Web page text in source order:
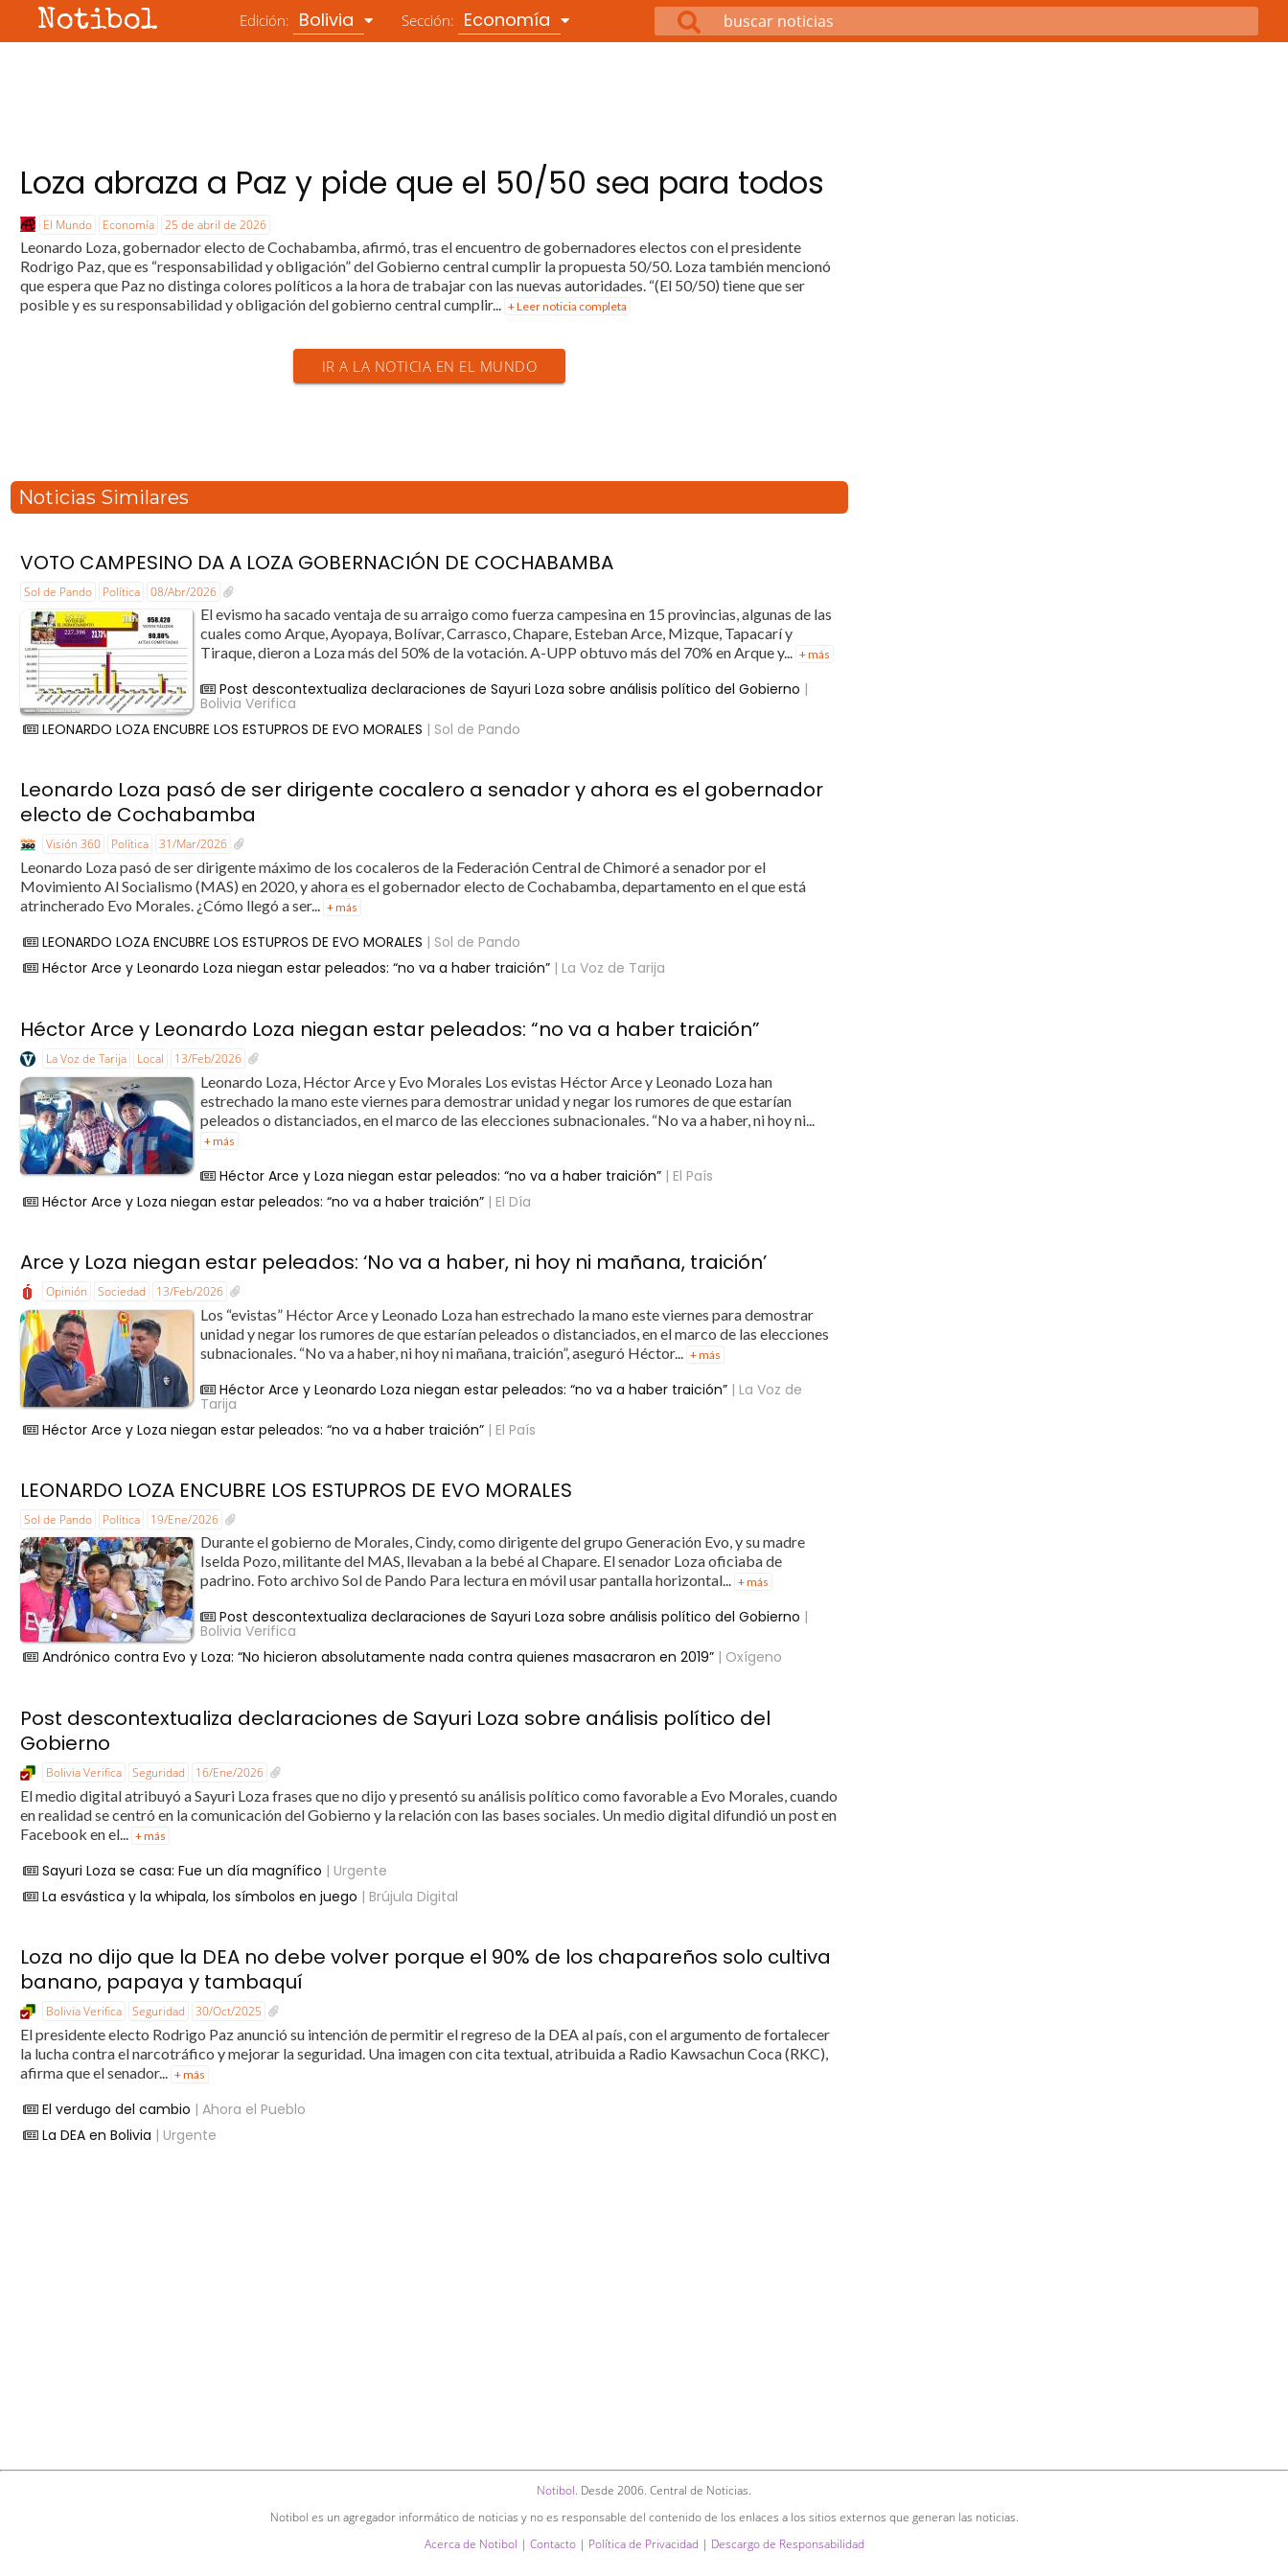
Notibol Edición: Bolivia Sección: Economía
Loza abraza a Paz y pide que el 50/50 sea para todos
El Mundo Economía 25 de abril de 2026
Leonardo Loza, gobernador electo de Cochabamba, afirmó, tras el encuentro de gobernadores electos con el presidente
Rodrigo Paz, que es “responsabilidad y obligación” del Gobierno central cumplir la propuesta 50/50. Loza también mencionó
que espera que Paz no distinga colores políticos a la hora de trabajar con las nuevas autoridades. “(El 50/50) tiene que ser
posible y es su responsabilidad y obligación del gobierno central cumplir... + Leer noticia completa
IR A LA NOTICIA EN EL MUNDO
Noticias Similares
VOTO CAMPESINO DA A LOZA GOBERNACIÓN DE COCHABAMBA
Sol de Pando Política 08/Abr/2026
El evismo ha sacado ventaja de su arraigo como fuerza campesina en 15 provincias, algunas de las
cuales como Arque, Ayopaya, Bolívar, Carrasco, Chapare, Esteban Arce, Mizque, Tapacarí y
Tiraque, dieron a Loza más del 50% de la votación. A-UPP obtuvo más del 70% en Arque y... + más
Post descontextualiza declaraciones de Sayuri Loza sobre análisis político del Gobierno |
Bolivia Verifica
LEONARDO LOZA ENCUBRE LOS ESTUPROS DE EVO MORALES | Sol de Pando
Leonardo Loza pasó de ser dirigente cocalero a senador y ahora es el gobernador
electo de Cochabamba
Visión 360 Política 31/Mar/2026
Leonardo Loza pasó de ser dirigente máximo de los cocaleros de la Federación Central de Chimoré a senador por el
Movimiento Al Socialismo (MAS) en 2020, y ahora es el gobernador electo de Cochabamba, departamento en el que está
atrincherado Evo Morales. ¿Cómo llegó a ser... + más
LEONARDO LOZA ENCUBRE LOS ESTUPROS DE EVO MORALES | Sol de Pando
Héctor Arce y Leonardo Loza niegan estar peleados: “no va a haber traición” | La Voz de Tarija
Héctor Arce y Leonardo Loza niegan estar peleados: “no va a haber traición”
La Voz de Tarija Local 13/Feb/2026
Leonardo Loza, Héctor Arce y Evo Morales Los evistas Héctor Arce y Leonado Loza han
estrechado la mano este viernes para demostrar unidad y negar los rumores de que estarían
peleados o distanciados, en el marco de las elecciones subnacionales. “No va a haber, ni hoy ni...
+ más
Héctor Arce y Loza niegan estar peleados: “no va a haber traición” | El País
Héctor Arce y Loza niegan estar peleados: “no va a haber traición” | El Día
Arce y Loza niegan estar peleados: ‘No va a haber, ni hoy ni mañana, traición’
Opinión Sociedad 13/Feb/2026
Los “evistas” Héctor Arce y Leonado Loza han estrechado la mano este viernes para demostrar
unidad y negar los rumores de que estarían peleados o distanciados, en el marco de las elecciones
subnacionales. “No va a haber, ni hoy ni mañana, traición”, aseguró Héctor... + más
Héctor Arce y Leonardo Loza niegan estar peleados: “no va a haber traición” | La Voz de
Tarija
Héctor Arce y Loza niegan estar peleados: “no va a haber traición” | El País
LEONARDO LOZA ENCUBRE LOS ESTUPROS DE EVO MORALES
Sol de Pando Política 19/Ene/2026
Durante el gobierno de Morales, Cindy, como dirigente del grupo Generación Evo, y su madre
Iselda Pozo, militante del MAS, llevaban a la bebé al Chapare. El senador Loza oficiaba de
padrino. Foto archivo Sol de Pando Para lectura en móvil usar pantalla horizontal... + más
Post descontextualiza declaraciones de Sayuri Loza sobre análisis político del Gobierno |
Bolivia Verifica
Andrónico contra Evo y Loza: “No hicieron absolutamente nada contra quienes masacraron en 2019” | Oxígeno
Post descontextualiza declaraciones de Sayuri Loza sobre análisis político del
Gobierno
Bolivia Verifica Seguridad 16/Ene/2026
El medio digital atribuyó a Sayuri Loza frases que no dijo y presentó su análisis político como favorable a Evo Morales, cuando
en realidad se centró en la comunicación del Gobierno y la relación con las bases sociales. Un medio digital difundió un post en
Facebook en el...
+ más
Sayuri Loza se casa: Fue un día magnífico | Urgente
La esvástica y la whipala, los símbolos en juego | Brújula Digital
Loza no dijo que la DEA no debe volver porque el 90% de los chapareños solo cultiva
banano, papaya y tambaquí
Bolivia Verifica Seguridad 30/Oct/2025
El presidente electo Rodrigo Paz anunció su intención de permitir el regreso de la DEA al país, con el argumento de fortalecer
la lucha contra el narcotráfico y mejorar la seguridad. Una imagen con cita textual, atribuida a Radio Kawsachun Coca (RKC),
afirma que el senador... + más
El verdugo del cambio | Ahora el Pueblo
La DEA en Bolivia | Urgente
Notibol. Desde 2006. Central de Noticias.
Notibol es un agregador informático de noticias y no es responsable del contenido de los enlaces a los sitios externos que generan las noticias.
Acerca de Notibol | Contacto| Política de Privacidad | Descargo de Responsabilidad